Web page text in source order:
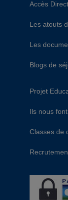
Accès
Les atouts
Les
Blogs de
Projet
Ils nous
Classes de